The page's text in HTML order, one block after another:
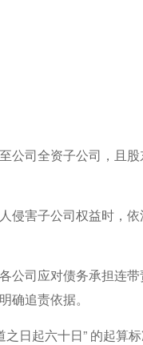
公司全资子公司，且
侵害子公司权益时，
公司应对债务承担连
追责依据。
日起六十日” 的起算